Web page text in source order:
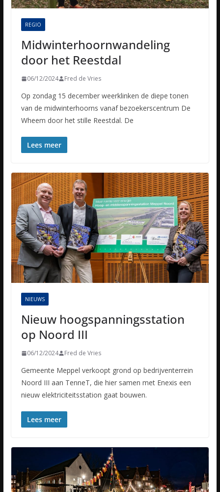
REGIO
Midwinterhoornwandeling
door het Reestdal
06/12/2024 Fred de Vries
Op zondag 15 december weerklinken de diepe tonen
van de midwinterhoorns vanaf bezoekerscentrum De
Wheem door het stille Reestdal. De
Lees meer
NIEUWS
Nieuw hoogspanningsstation
op Noord III
06/12/2024 Fred de Vries
Gemeente Meppel verkoopt grond op bedrijventerrein
Noord III aan TenneT, die hier samen met Enexis een
nieuw elektriciteitsstation gaat bouwen.
Lees meer